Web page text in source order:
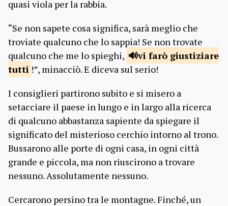
quasi viola per la rabbia.
“Se non sapete cosa significa, sarà meglio che
troviate qualcuno che lo sappia! Se non trovate
qualcuno che me lo spieghi,
vi farò giustiziare
tutti !”, minacciò. E diceva sul serio!
I consiglieri partirono subito e si misero a
setacciare il paese in lungo e in largo alla ricerca
di qualcuno abbastanza sapiente da spiegare il
significato del misterioso cerchio intorno al trono.
Bussarono alle porte di ogni casa, in ogni città
grande e piccola, ma non riuscirono a trovare
nessuno. Assolutamente nessuno.
Cercarono persino tra le montagne. Finché, un